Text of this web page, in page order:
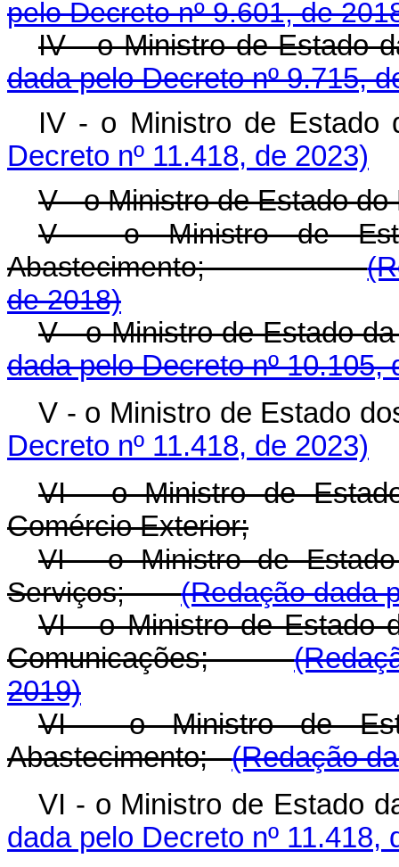
pelo Decreto nº 9.601, de
IV - o Ministro de
dada pelo Decreto nº 9.715,
IV - o Ministro de Estado
Decreto nº 11.418, de 2023)
V - o Ministro de Estado do
V - o Ministro de
Abastecimento;
de 2018)
V - o Ministro de
dada pelo Decreto nº 10.105,
V - o Ministro de Estado
Decreto nº 11.418, de 2023)
VI - o Ministro de
Comércio Exterior;
VI - o Ministro de
Serviços;(Redação dada
VI - o Ministro de Estado
Comunicações;
2019)
VI - o Ministro de
Abastecimento;(Redação
VI - o Ministro de Estado
dada pelo Decreto nº 11.418,